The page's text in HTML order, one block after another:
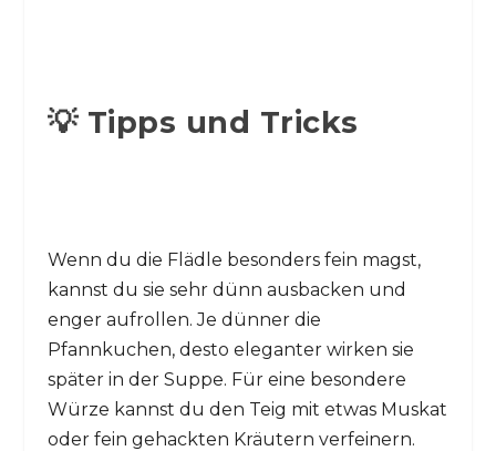
💡 Tipps und Tricks
Wenn du die Flädle besonders fein magst,
kannst du sie sehr dünn ausbacken und
enger aufrollen. Je dünner die
Pfannkuchen, desto eleganter wirken sie
später in der Suppe. Für eine besondere
Würze kannst du den Teig mit etwas Muskat
oder fein gehackten Kräutern verfeinern.